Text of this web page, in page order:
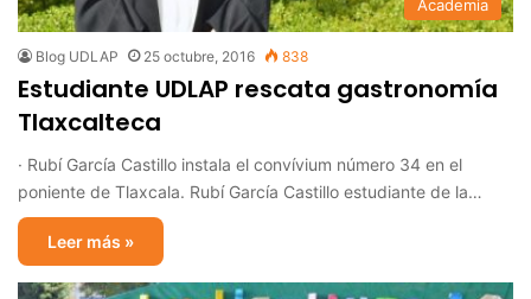
Academia
Blog UDLAP 25 octubre, 2016 838
Estudiante UDLAP rescata gastronomía
Tlaxcalteca
· Rubí García Castillo instala el convívium número 34 en el
poniente de Tlaxcala. Rubí García Castillo estudiante de la…
Leer más »